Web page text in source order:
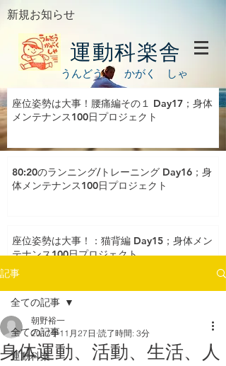
新規お知らせ
運動科楽舎
うんどう かがく しゃ
座位姿勢は大事！腰痛編その１ Day17；身体
メンテナンス100日プロジェクト
80:20のランニング/トレーニング Day16；身
体メンテナンス100日プロジェクト
座位姿勢は大事！：猫背編 Day15；身体メン
テナンス100日プロジェクト
記事
全ての記事
運動科楽
全ての記事
身体運動、活動、生活、人
朝野裕一
2017年11月27日 読了時間: 3分